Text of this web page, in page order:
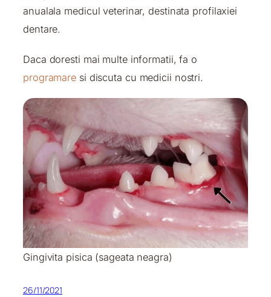
anualala medicul veterinar, destinata profilaxiei
dentare.
Daca doresti mai multe informatii, fa o
programare si discuta cu medicii nostri.
Gingivita pisica (sageata neagra)
26/11/2021